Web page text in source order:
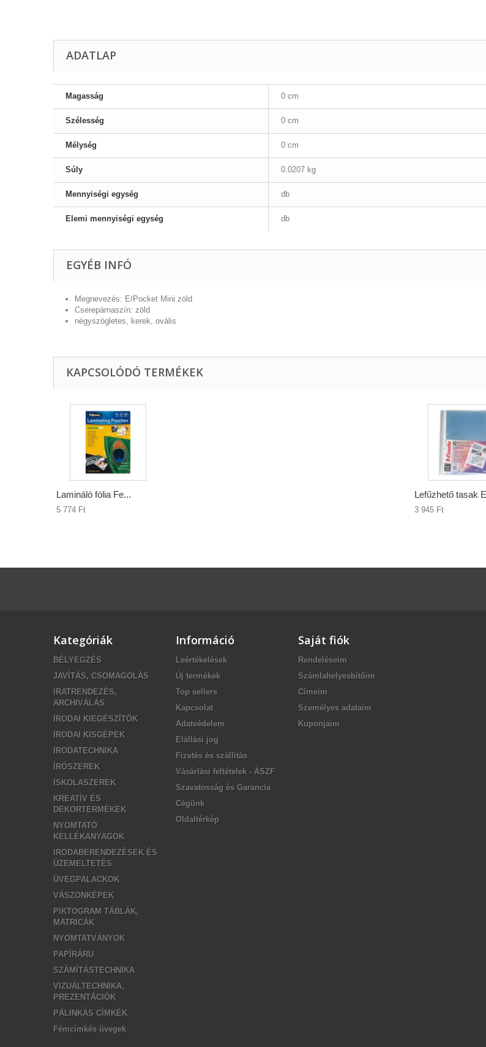
ADATLAP
Magasság 0 cm
Szélesség 0 cm
Mélység 0 cm
Súly 0.0207 kg
Mennyiségi egység db
Elemi mennyiségi egység db
EGYÉB INFÓ
Megnevezés: E/Pocket Mini zöld
Cserepárnaszín: zöld
négyszögletes, kerek, ovális
KAPCSOLÓDÓ TERMÉKEK
Lamináló fólia Fe...
5 774 Ft‎
Lefűzhető tasak
3 945 Ft‎
Kategóriák
BÉLYEGZÉS
JAVÍTÁS, CSOMAGOLÁS
IRATRENDEZÉS,
ARCHIVÁLÁS
IRODAI KIEGÉSZÍTŐK
IRODAI KISGÉPEK
IRODATECHNIKA
ÍRÓSZEREK
ISKOLASZEREK
KREATÍV ÉS
DEKORTERMÉKEK
NYOMTATÓ
KELLÉKANYAGOK
IRODABERENDEZÉSEK ÉS
ÜZEMELTETÉS
ÜVEGPALACKOK
VÁSZONKÉPEK
PIKTOGRAM TÁBLÁK,
MATRICÁK
NYOMTATVÁNYOK
PAPÍRÁRU
SZÁMÍTÁSTECHNIKA
VIZUÁLTECHNIKA,
PREZENTÁCIÓK
PÁLINKÁS CÍMKÉK
Fémcímkés üvegek
Információ
Leértékelések
Új termékek
Top sellers
Kapcsolat
Adatvédelem
Elállási jog
Fizetés és szállítás
Vásárlási feltételek - ÁSZF
Szavatosság és Garancia
Cégünk
Oldaltérkép
Saját fiók
Rendeléseim
Számlahelyesbítőim
Címeim
Személyes adataim
Kuponjaim